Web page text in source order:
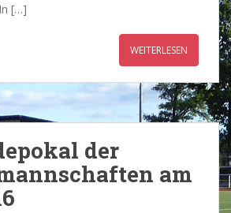
[…]
WEITERLESEN
der
am